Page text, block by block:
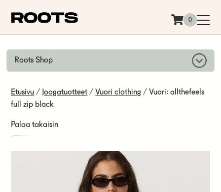
0
Roots Shop
Etusivu / Joogatuotteet / Vuori clothing / Vuori: allthefeels
full zip black
Palaa takaisin